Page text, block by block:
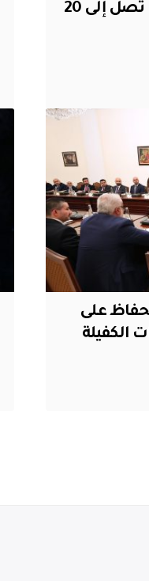
أميركا تقر سندات تأشيرات تصل إلى 20
على
الكفيلة